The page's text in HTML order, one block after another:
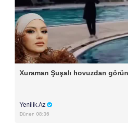
Xuraman Şuşalı hovuzdan
Yenilik.Az
Dünən 08:36